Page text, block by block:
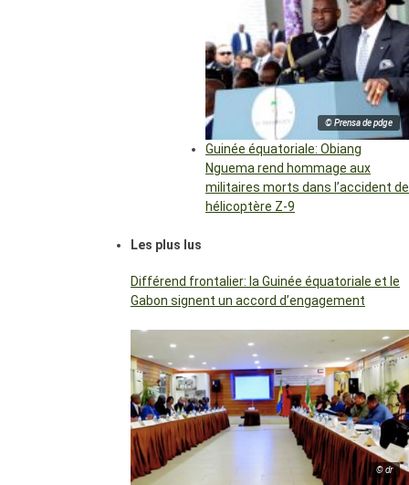
© Prensa de pdge
Guinée équatoriale: Obiang
Nguema rend hommage aux
militaires morts dans l’accident de
hélicoptère Z-9
Les plus lus
Différend frontalier: la Guinée équatoriale et le
Gabon signent un accord d’engagement
© dr